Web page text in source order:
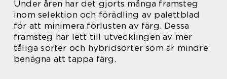
Under åren har det gjorts många framsteg
inom selektion och förädling av palettblad
för att minimera förlusten av färg. Dessa
framsteg har lett till utvecklingen av mer
tåliga sorter och hybridsorter som är mindre
benägna att tappa färg.